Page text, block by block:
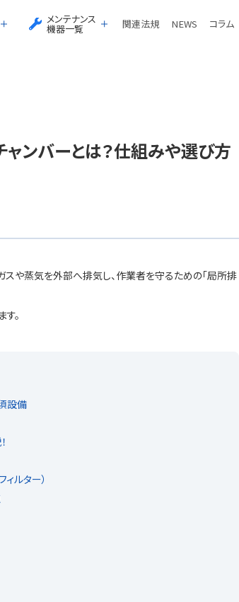
メンテナンス
機器一覧 関連法規 NEWS コラム
ャンバーとは？仕組みや選び方
や蒸気を外部へ排気し、作業者を守るための「局所排
。
設備
ルター）